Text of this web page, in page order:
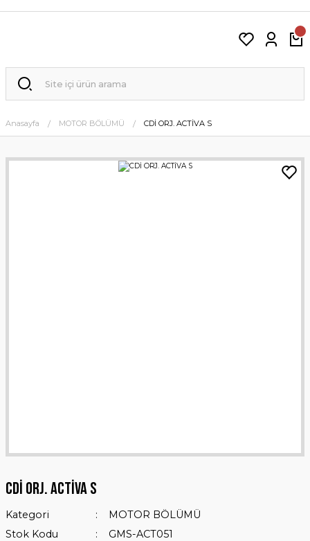
Anasayfa MOTOR BÖLÜMÜ CDİ ORJ. ACTİVA S
CDİ ORJ. ACTİVA S
Kategori
MOTOR BÖLÜMÜ
Stok Kodu
GMS-ACT051